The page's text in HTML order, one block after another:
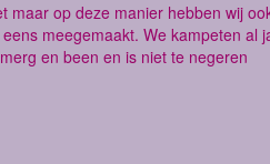
maar op deze manier hebben wij
meegemaakt. We kampeten
en been en is niet te negeren